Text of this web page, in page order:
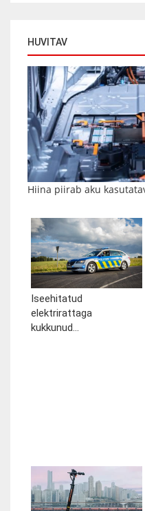
HUVITAV
Hiina piirab aku
Iseehitatud
elektrirattaga
kukkunud...